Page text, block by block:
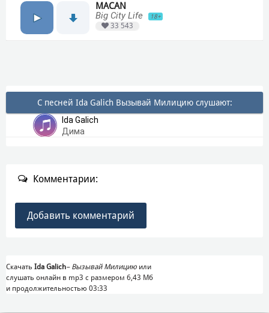
MACAN
Big City Life
18+
33 543
С песней Ida Galich Вызывай Милицию слушают:
Ida Galich
Дима
Комментарии:
Добавить комментарий
Скачать Ida Galich– Вызывай Милицию или
слушать онлайн в mp3 с размером 6,43 Mб
и продолжительностью 03:33